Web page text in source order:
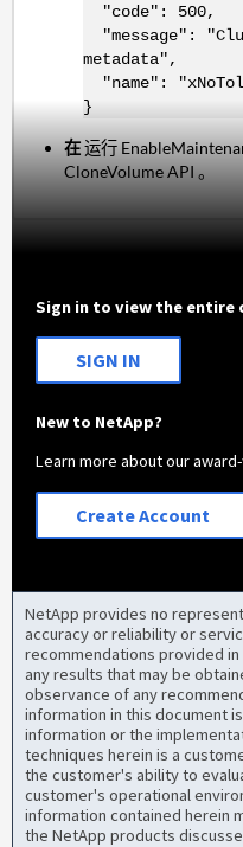
"code": 500,
"message":
metadata",
"name":
}
在运行
CloneVolume API 。
Sign in to view the
SIGN IN
New to NetApp?
Learn more about our
Create Account
NetApp provides no
accuracy or reliability or
recommendations provided
any results that may be
observance of any
information in this document
information or the
techniques herein is a
the customer's ability to
customer's operational
information contained herein
the NetApp products